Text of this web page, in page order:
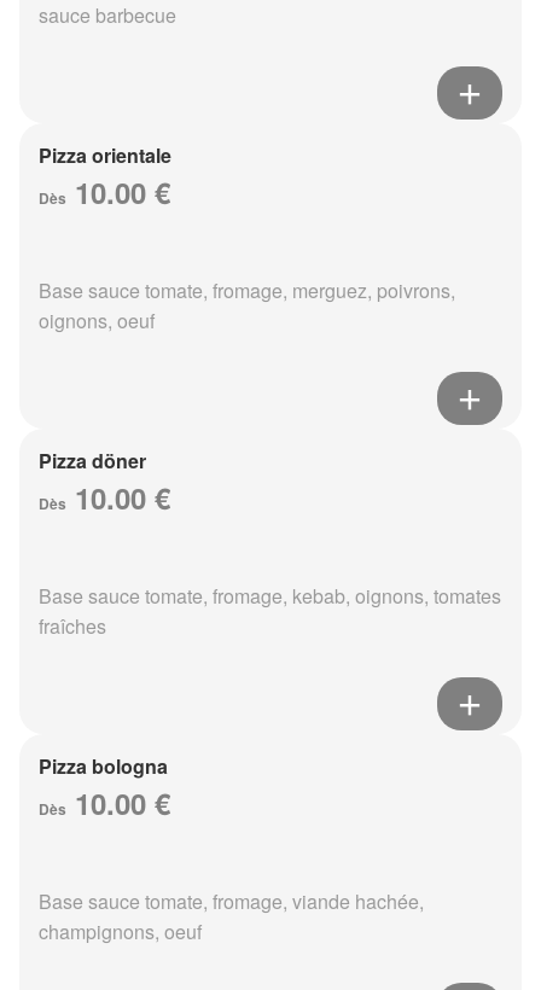
sauce barbecue
Pizza orientale
Dès 10.00 €
Base sauce tomate, fromage, merguez, poivrons,
oignons, oeuf
Pizza döner
Dès 10.00 €
Base sauce tomate, fromage, kebab, oignons, tomates
fraîches
Pizza bologna
Dès 10.00 €
Base sauce tomate, fromage, viande hachée,
champignons, oeuf